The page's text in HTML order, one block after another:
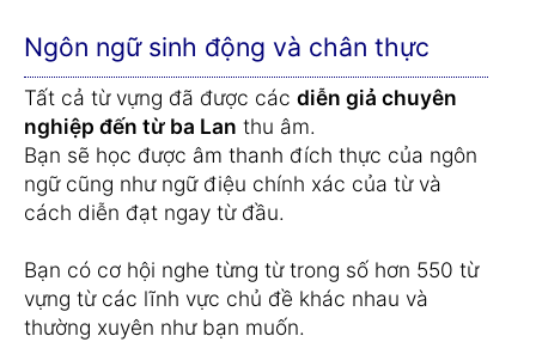
Ngôn ngữ sinh động và chân thực
Tất cả từ vựng đã được các diễn giả chuyên
nghiệp đến từ ba Lan thu âm.
Bạn sẽ học được âm thanh đích thực của ngôn
ngữ cũng như ngữ điệu chính xác của từ và
cách diễn đạt ngay từ đầu.
Bạn có cơ hội nghe từng từ trong số hơn 550 từ
vựng từ các lĩnh vực chủ đề khác nhau và
thường xuyên như bạn muốn.